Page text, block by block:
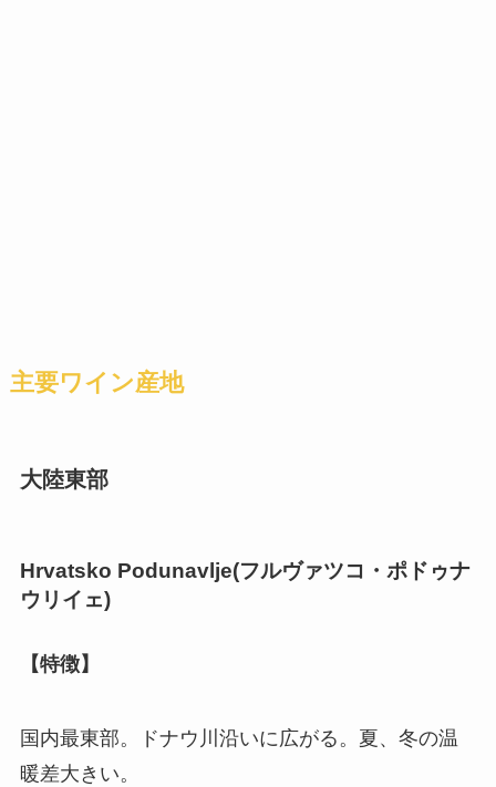
主要ワイン産地
大陸東部
Hrvatsko Podunavlje(フルヴァツコ・ポドゥナ
ウリイェ)
【特徴】
国内最東部。ドナウ川沿いに広がる。夏、冬の温
暖差大きい。